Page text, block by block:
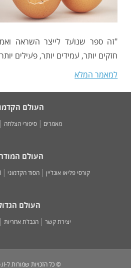
"זה ספר שנועד לייצר השראה
חזקים יותר, עמידים יותר, פעילים יותר
למאמר המלא
העולם
מאמרים סיפורי הצלחה
העולם
קורסי פליאו אונליין הסוד הקדמוני
העולם
יצירת קשר הגבלת אחריות
© כל הזכויות שמורות ל-Paleo.co.il